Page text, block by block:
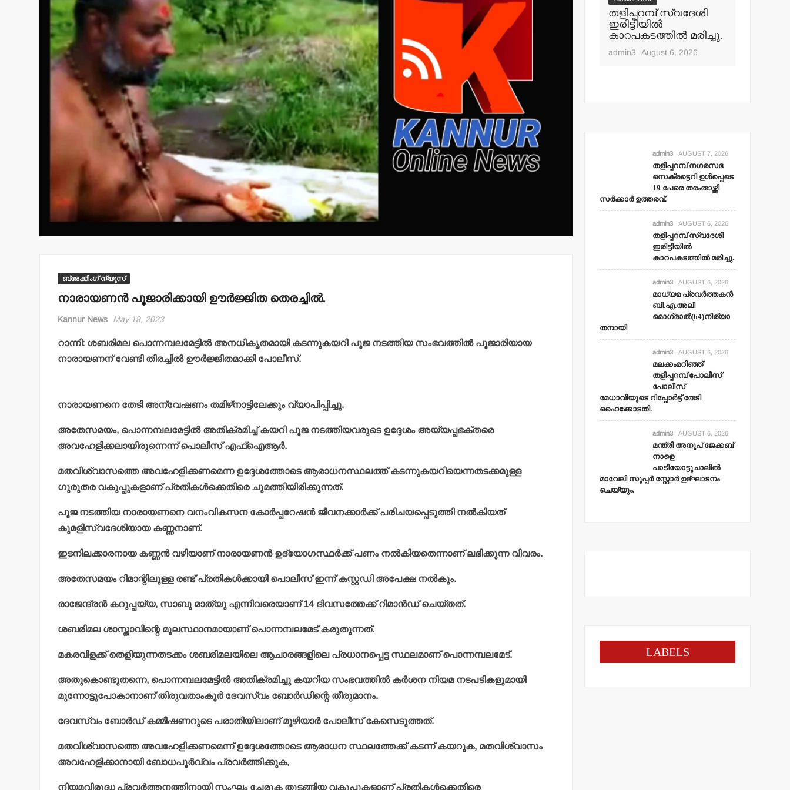
ബ്രേക്കിംഗ് ന്യൂസ്
നാരായണന്‍ പൂജാരിക്കായി ഊര്‍ജ്ജിത തെരച്ചില്‍.
Kannur News May 18, 2023
റാന്നി: ശബരിമല പൊന്നമ്പലമേട്ടില്‍ അനധികൃതമായി കടന്നുകയറി പൂജ നടത്തിയ സംഭവത്തില്‍ പൂജാരിയായ
നാരായണന് വേണ്ടി തിരച്ചില്‍ ഊര്‍ജ്ജിതമാക്കി പോലീസ്.
നാരായണനെ തേടി അന്വേഷണം തമിഴ്‌നാട്ടിലേക്കും വ്യാപിപ്പിച്ചു.
അതേസമയം, പൊന്നമ്പലമേട്ടില്‍ അതിക്രമിച്ച് കയറി പൂജ നടത്തിയവരുടെ ഉദ്ദേശം അയ്യപ്പഭക്തരെ
അവഹേളിക്കലായിരുന്നെന്ന് പൊലീസ് എഫ്‌ഐആര്‍.
മതവിശ്വാസത്തെ അവഹേളിക്കണമെന്ന ഉദ്ദേശത്തോടെ ആരാധനസ്ഥലത്ത് കടന്നുകയറിയെന്നതടക്കമുള്ള
ഗുരുതര വകുപ്പുകളാണ് പ്രതികള്‍ക്കെതിരെ ചുമത്തിയിരിക്കുന്നത്.
പൂജ നടത്തിയ നാരായണനെ വനംവികസന കോര്‍പ്പറേഷന്‍ ജീവനക്കാര്‍ക്ക് പരിചയപ്പെടുത്തി നല്‍കിയത്
കുമളിസ്വദേശിയായ കണ്ണനാണ്.
ഇടനിലക്കാരനായ കണ്ണന്‍ വഴിയാണ് നാരായണന്‍ ഉദ്യോഗസ്ഥര്‍ക്ക് പണം നല്‍കിയതെന്നാണ് ലഭിക്കുന്ന വിവരം.
അതേസമയം റിമാന്റിലുളള രണ്ട് പ്രതികള്‍ക്കായി പൊലീസ് ഇന്ന് കസ്റ്റഡി അപേക്ഷ നല്‍കും.
രാജേന്ദ്രന്‍ കറുപ്പയ്യ, സാബു മാത്യു എന്നിവരെയാണ് 14 ദിവസത്തേക്ക് റിമാന്‍ഡ് ചെയ്തത്.
ശബരിമല ശാസ്താവിന്റെ മൂലസ്ഥാനമായാണ് പൊന്നമ്പലമേട് കരുതുന്നത്.
മകരവിളക്ക് തെളിയുന്നതടക്കം ശബരിമലയിലെ ആചാരങ്ങളിലെ പ്രധാനപ്പെട്ട സ്ഥലമാണ് പൊന്നമ്പലമേട്.
അതുകൊണ്ടുതന്നെ, പൊന്നമ്പലമേട്ടില്‍ അതിക്രമിച്ചു കയറിയ സംഭവത്തില്‍ കര്‍ശന നിയമ നടപടികളുമായി
മുന്നോട്ടുപോകാനാണ് തിരുവതാംകൂര്‍ ദേവസ്വം ബോര്‍ഡിന്റെ തീരുമാനം.
ദേവസ്വം ബോര്‍ഡ് കമ്മീഷണറുടെ പരാതിയിലാണ് മൂഴിയാര്‍ പോലീസ് കേസെടുത്തത്.
മതവിശ്വാസത്തെ അവഹേളിക്കണമെന്ന് ഉദ്ദേശത്തോടെ ആരാധന സ്ഥലത്തേക്ക് കടന്ന് കയറുക, മതവിശ്വാസം
അവഹേളിക്കാനായി ബോധപൂര്‍വ്വം പ്രവര്‍ത്തിക്കുക,
നിയമവിരുദ്ധ പ്രവര്‍ത്തനത്തിനായി സംഘം ചേരുക തുടങ്ങിയ വകുപ്പുകളാണ് പ്രതികള്‍ക്കെതിരെ
മന്ത്രി അനൂപ് ജേക്കബ്
നാളെ
പാടിയോട്ടുചാലില്‍
മാവേലി സൂപ്പര്‍ സ്റ്റോര്‍
ഉദ്ഘാടനം ചെയ്യും.
admin3 August 6, 2026
തളിപ്പറമ്പ് സ്വദേശി
ഇരിട്ടിയില്‍
കാറപകടത്തില്‍ മരിച്ചു.
admin3 August 6, 2026
admin3 AUGUST 7, 2026
തളിപ്പറമ്പ് നഗരസഭ
സെക്രട്ടെറി ഉള്‍പ്പെടെ
19 പേരെ തരംതാഴ്ത്തി
സര്‍ക്കാര്‍ ഉത്തരവ്.
admin3 AUGUST 6, 2026
തളിപ്പറമ്പ് സ്വദേശി
ഇരിട്ടിയില്‍
കാറപകടത്തില്‍ മരിച്ചു.
admin3 AUGUST 6, 2026
മാധ്യമ പ്രവര്‍ത്തകന്‍
ബി.എ.അലി
മൊഗ്രാല്‍(64)നിര്യാ
തനായി
admin3 AUGUST 6, 2026
മലക്കംമറിഞ്ഞ്
തളിപ്പറമ്പ് പോലീസ്-
പോലീസ്
മേധാവിയുടെ റിപ്പോര്‍ട്ട് തേടി
ഹൈക്കോടതി.
admin3 AUGUST 6, 2026
മന്ത്രി അനൂപ് ജേക്കബ്
നാളെ
പാടിയോട്ടുചാലില്‍
മാവേലി സൂപ്പര്‍ സ്റ്റോര്‍ ഉദ്ഘാടനം
ചെയ്യും.
LABELS